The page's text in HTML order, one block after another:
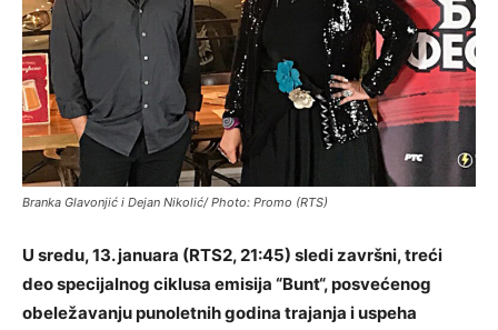
Branka Glavonjić i Dejan Nikolić/ Photo: Promo (RTS)
U sredu, 13. januara (RTS2, 21:45) sledi završni, treći
deo specijalnog ciklusa emisija “Bunt“, posvećenog
obeležavanju punoletnih godina trajanja i uspeha